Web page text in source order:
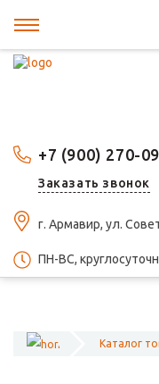
+7 (900) 270-
Заказать звонок
г. Армавир, ул.
ПН-ВС,
Каталог